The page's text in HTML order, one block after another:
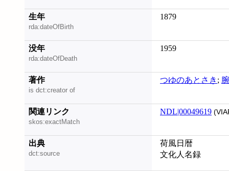
生年
rda:dateOfBirth
1879
没年
rda:dateOfDeath
1959
著作
is dct:creator of
つゆのあとさき ;
関連リンク
skos:exactMatch
NDL|00049619
出典
dct:source
荷風日暦
文化人名録